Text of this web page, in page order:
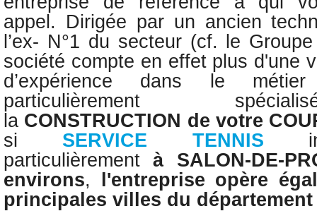
appel. Dirigée par un ancien
l’ex- N°1 du secteur (cf. le
société compte en effet plus d'une
d’expérience dans le
particulièrement
la CONSTRUCTION de votre
si SERVICE TENNIS
particulièrementà SALON-DE-
environs, l'entreprise opère
principales villes du